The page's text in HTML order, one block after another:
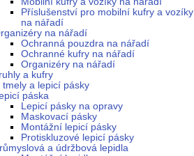
Příslušenství pro mobilní kufry a vozíky
na nářadí
na nářadí
Ochranná pouzdra na nářadí
Ochranné kufry na nářadí
Organizéry na nářadí
a kufry
tmely a lepicí pásky
páska
Lepicí pásky na opravy
Maskovací pásky
Montážní lepicí pásky
Protiskluzové lepicí pásky
a údržbová lepidla